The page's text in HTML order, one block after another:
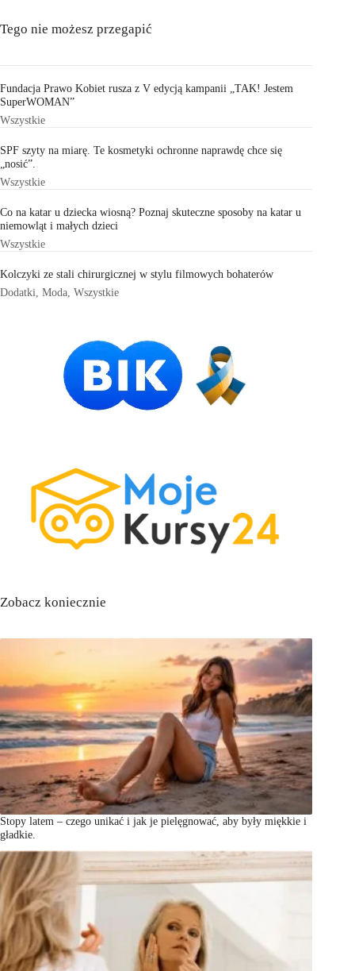
Tego nie możesz przegapić
Fundacja Prawo Kobiet rusza z V edycją kampanii „TAK! Jestem
SuperWOMAN”
Wszystkie
SPF szyty na miarę. Te kosmetyki ochronne naprawdę chce się
„nosić”.
Wszystkie
Co na katar u dziecka wiosną? Poznaj skuteczne sposoby na katar u
niemowląt i małych dzieci
Wszystkie
Kolczyki ze stali chirurgicznej w stylu filmowych bohaterów
Dodatki, Moda, Wszystkie
Zobacz koniecznie
Stopy latem – czego unikać i jak je pielęgnować, aby były miękkie i
gładkie.